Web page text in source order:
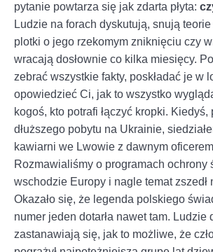
pytanie powtarza się jak zdarta płyta:
Ludzie na forach dyskutują, snują
plotki o jego rzekomym zniknięciu czy
wracają dosłownie co kilka miesięcy.
zebrać wszystkie fakty, poskładać je w
opowiedzieć Ci, jak to wszystko
kogoś, kto potrafi łączyć kropki. Kiedyś,
dłuższego pobytu na Ukrainie,
kawiarni we Lwowie z dawnym
Rozmawialiśmy o programach ochrony
wschodzie Europy i nagle temat zszedł
Okazało się, że legenda polskiego
numer jeden dotarła nawet tam. Ludzie
zastanawiają się, jak to możliwe, że